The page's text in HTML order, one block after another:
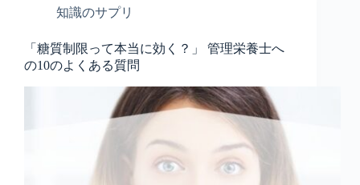
知識のサプリ
「糖質制限って本当に効く？」 管理栄養士へ
の10のよくある質問